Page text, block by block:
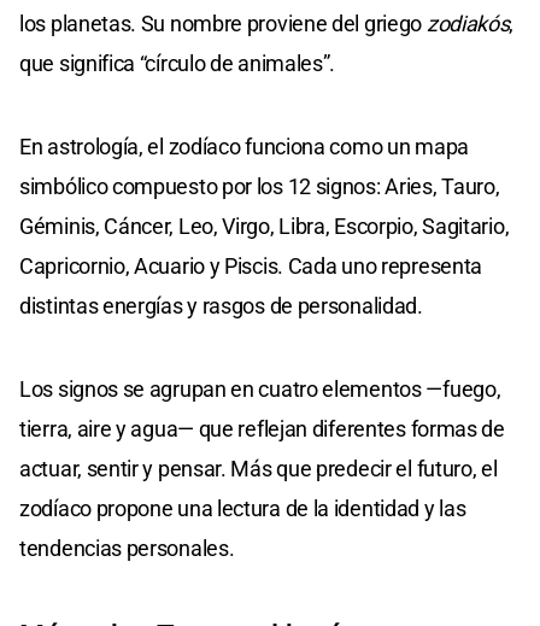
los planetas. Su nombre proviene del griego zodiakós,
que significa “círculo de animales”.
En astrología, el zodíaco funciona como un mapa
simbólico compuesto por los 12 signos: Aries, Tauro,
Géminis, Cáncer, Leo, Virgo, Libra, Escorpio, Sagitario,
Capricornio, Acuario y Piscis. Cada uno representa
distintas energías y rasgos de personalidad.
Los signos se agrupan en cuatro elementos —fuego,
tierra, aire y agua— que reflejan diferentes formas de
actuar, sentir y pensar. Más que predecir el futuro, el
zodíaco propone una lectura de la identidad y las
tendencias personales.